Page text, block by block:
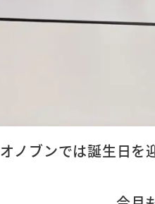
オノブンでは誕生日を